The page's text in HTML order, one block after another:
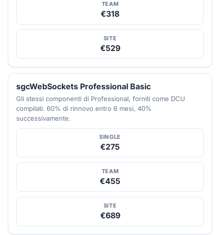
TEAM
€318
SITE
€529
sgcWebSockets Professional Basic
Gli stessi componenti di Professional, forniti come DCU
compilati. 60% di rinnovo entro 6 mesi, 40%
successivamente.
SINGLE
€275
TEAM
€455
SITE
€689